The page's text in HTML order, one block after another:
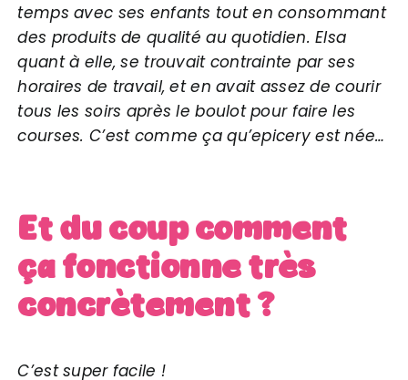
temps avec ses enfants tout en consommant
des produits de qualité au quotidien. Elsa
quant à elle, se trouvait contrainte par ses
horaires de travail, et en avait assez de courir
tous les soirs après le boulot pour faire les
courses. C’est comme ça qu’epicery est née…
Et du coup comment
ça fonctionne très
concrètement ?
C’est super facile !